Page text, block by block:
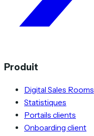
Produit
Digital Sales Rooms
Statistiques
Portails clients
Onboarding client